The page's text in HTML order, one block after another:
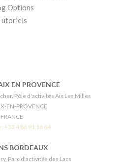
Options
EN PROVENCE
Pôle d'activités Aix Les Milles
EN-PROVENCE
FRANCE
:+33 4 86 91 16 64
BORDEAUX
Parc d'activités des Lacs